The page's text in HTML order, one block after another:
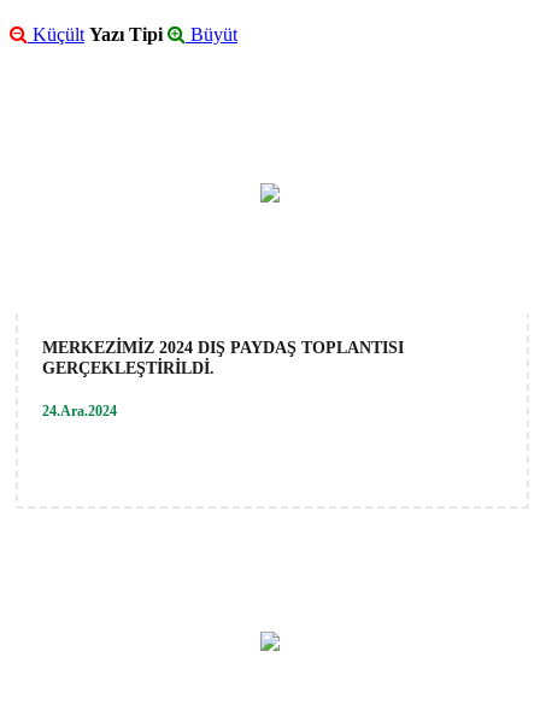
Küçült Yazı Tipi Büyüt
MERKEZİMİZ 2024 DIŞ PAYDAŞ TOPLANTISI
GERÇEKLEŞTİRİLDİ.
24.Ara.2024